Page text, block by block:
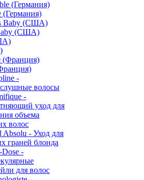
(Германия)
(США)
-
волосы
-
уход для
объема
волос
Absolu - Уход для
граней блонда
Dose -
для волос